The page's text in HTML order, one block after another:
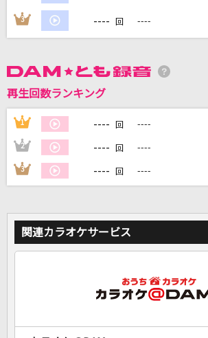
カラオケ最新情報をチェック！
DAMに会員登録・ログインして
カラオケをもっと楽しもう！
3 ---- 回 ----
再生回数ランキング
1 ---- 回 ----
2 ---- 回 ----
3 ---- 回 ----
関連カラオケサービス